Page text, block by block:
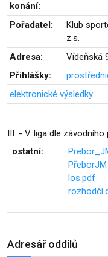
konání:
Pořadatel:
Klub
z.s.
Adresa:
Vídeňská
Přihlášky:
elektronické výsledky
III. - V. liga dle závodního
ostatní:
los.pdf
Adresář oddílů